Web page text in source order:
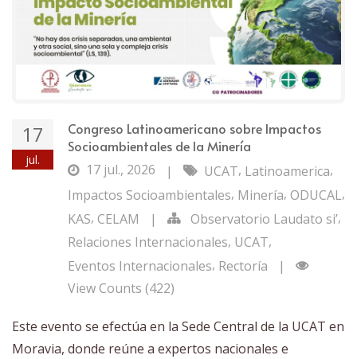
17
jul.
Congreso Latinoamericano sobre Impactos
Socioambientales de la Minería
17 jul., 2026
| UCAT, Latinoamerica,
Impactos Socioambientales, Minería, ODUCAL,
KAS, CELAM | Observatorio Laudato si’,
Relaciones Internacionales, UCAT,
Eventos Internacionales, Rectoría
|
View Counts (422)
Este evento se efectúa en la Sede Central de la UCAT en
Moravia, donde reúne a expertos nacionales e